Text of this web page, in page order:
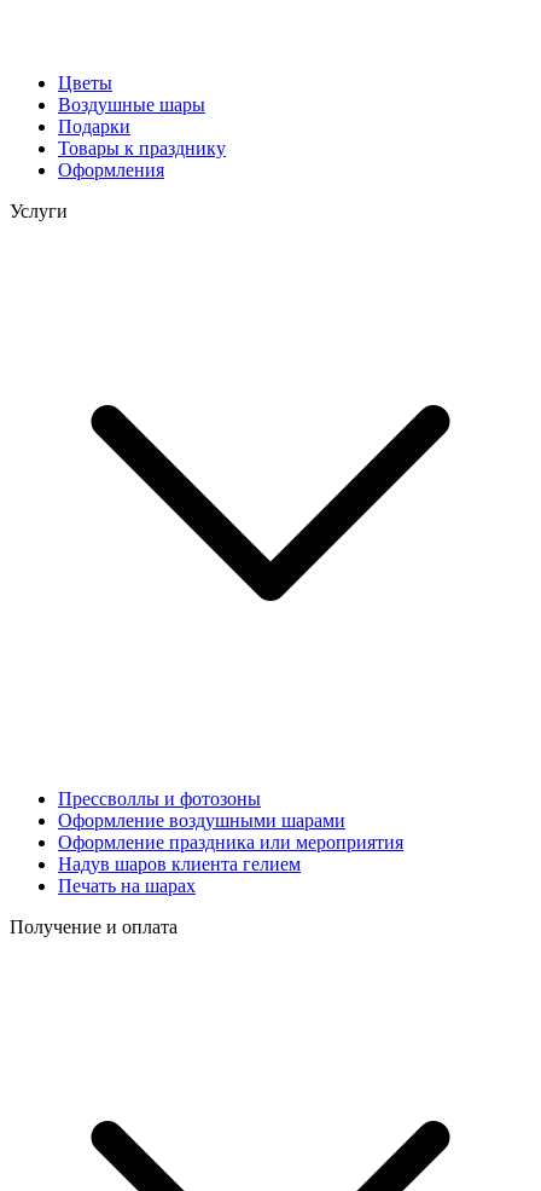
Цветы
Воздушные шары
Подарки
Товары к празднику
Оформления
Услуги
Прессволлы и фотозоны
Оформление воздушными шарами
Оформление праздника или мероприятия
Надув шаров клиента гелием
Печать на шарах
Получение и оплата